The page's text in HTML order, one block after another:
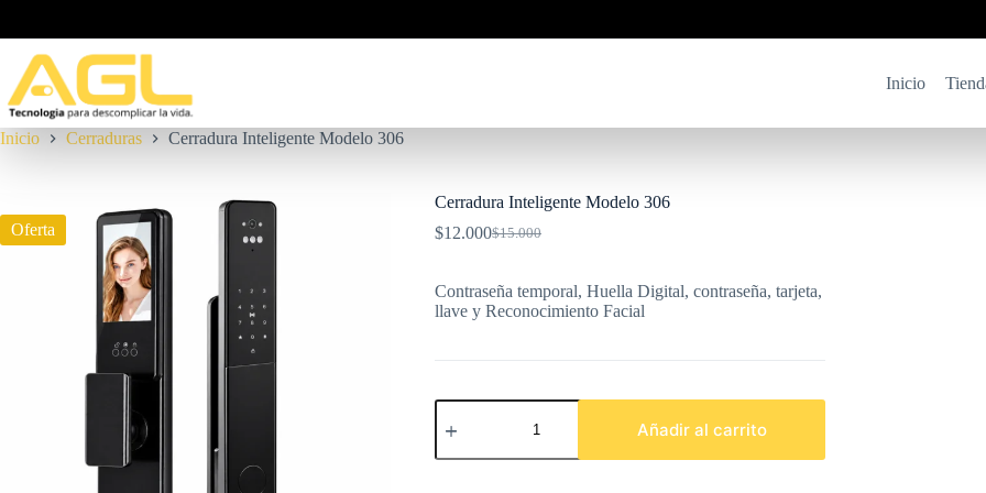
Inicio
Inicio Cerraduras Cerradura Inteligente Modelo 306
Oferta
Cerradura Inteligente Modelo 306
$15.000
El
original
era:
$15.000.
$12.000El
actual
es:
$12.000.
Contraseña temporal, Huella Digital, contraseña, tarjeta,
llave y Reconocimiento Facial
Cerradura
Inteligente
306
Añadir al carrito